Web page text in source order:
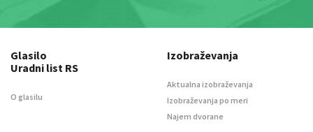
Glasilo
Uradni list RS
O glasilu
Izobraževanja
Aktualna izobraževanja
Izobraževanja po meri
Najem dvorane